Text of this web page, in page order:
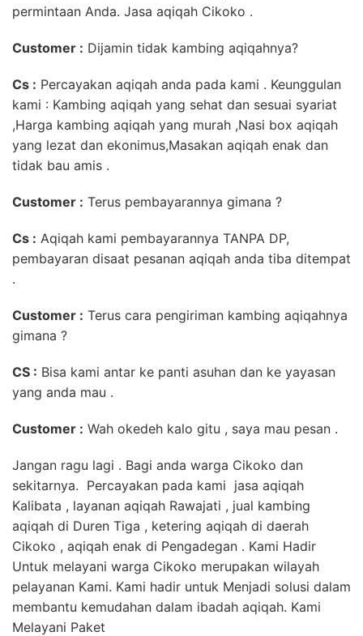
permintaan Anda. Jasa aqiqah Cikoko .
Customer : Dijamin tidak kambing aqiqahnya?
Cs : Percayakan aqiqah anda pada kami . Keunggulan
kami : Kambing aqiqah yang sehat dan sesuai syariat
,Harga kambing aqiqah yang murah ,Nasi box aqiqah
yang lezat dan ekonimus,Masakan aqiqah enak dan
tidak bau amis .
Customer : Terus pembayarannya gimana ?
Cs : Aqiqah kami pembayarannya TANPA DP,
pembayaran disaat pesanan aqiqah anda tiba ditempat
.
Customer : Terus cara pengiriman kambing aqiqahnya
gimana ?
CS : Bisa kami antar ke panti asuhan dan ke yayasan
yang anda mau .
Customer : Wah okedeh kalo gitu , saya mau pesan .
Jangan ragu lagi . Bagi anda warga Cikoko dan
sekitarnya. Percayakan pada kami jasa aqiqah
Kalibata , layanan aqiqah Rawajati , jual kambing
aqiqah di Duren Tiga , ketering aqiqah di daerah
Cikoko , aqiqah enak di Pengadegan . Kami Hadir
Untuk melayani warga Cikoko merupakan wilayah
pelayanan Kami. Kami hadir untuk Menjadi solusi dalam
membantu kemudahan dalam ibadah aqiqah. Kami
Melayani Paket